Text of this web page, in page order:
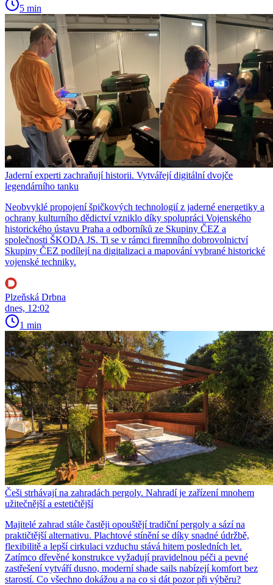
5 min
Jaderní experti zachraňují historii. Vytvářejí digitální dvojče
legendárního tanku
Neobvyklé propojení špičkových technologií z jaderné energetiky a
ochrany kulturního dědictví vzniklo díky spolupráci Vojenského
historického ústavu Praha a odborníků ze Skupiny ČEZ a
společnosti ŠKODA JS. Ti se v rámci firemního dobrovolnictví
Skupiny ČEZ podílejí na digitalizaci a mapování vybrané historické
vojenské techniky.
Plzeňská Drbna
dnes, 12:02
1 min
Češi strhávají na zahradách pergoly. Nahradí je zařízení mnohem
užitečnější a estetičtější
Majitelé zahrad stále častěji opouštějí tradiční pergoly a sází na
praktičtější alternativu. Plachtové stínění se díky snadné údržbě,
flexibilitě a lepší cirkulaci vzduchu stává hitem posledních let.
Zatímco dřevěné konstrukce vyžadují pravidelnou péči a pevné
zastřešení vytváří dusno, moderní shade sails nabízejí komfort bez
starostí. Co všechno dokážou a na co si dát pozor při výběru?